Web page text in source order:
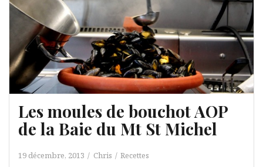
Les moules de bouchot AOP
de la Baie du Mt St Michel
19 décembre, 2013 Chris Recettes